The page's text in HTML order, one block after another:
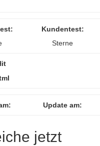
Kundentest:
Sterne
Update am:
jetzt